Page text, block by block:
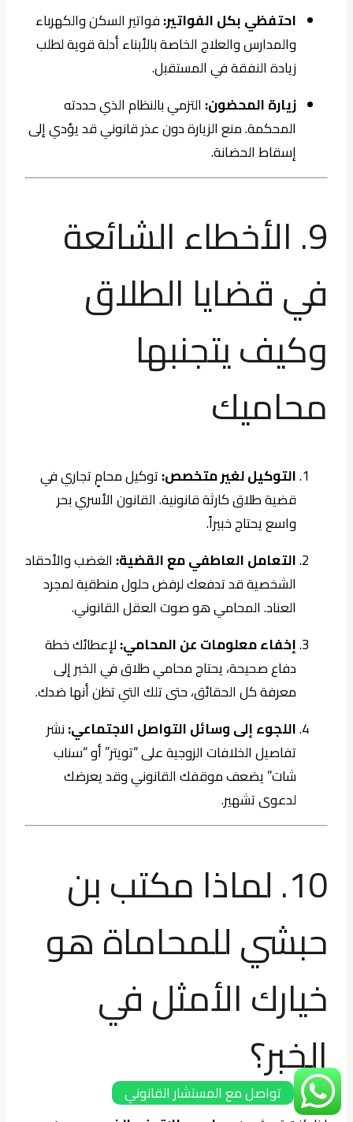
احتفظي بكل الفواتير:فواتير السكن والكهرباء
والمدارس والعلاج الخاصة بالأبناء أدلة قوية لطلب
زيادة النفقة في المستقبل.
زيارة المحضون: التزمي بالنظام الذي حددته
المحكمة. منع الزيارة دون عذر قانوني قد يؤدي إلى
إسقاط الحضانة.
9. الأخطاء الشائعة
في قضايا الطلاق
وكيف يتجنبها
محاميك
التوكيل لغير متخصص:توكيل محامٍ تجاري في
قضية طلاق كارثة قانونية. القانون الأسري بحر
واسع يحتاج خبيراً.
التعامل العاطفي مع القضية: الغضب والأحقاد
الشخصية قد تدفعك لرفض حلول منطقية لمجرد
العناد. المحامي هو صوت العقل القانوني.
إخفاء معلومات عن المحامي:لإعطائك خطة
دفاع صحيحة، يحتاج محامي طلاق في الخبر إلى
معرفة كل الحقائق، حتى تلك التي تظن أنها ضدك.
اللجوء إلى وسائل التواصل الاجتماعي:نشر
تفاصيل الخلافات الزوجية على “تويتر” أو “سناب
شات” يضعف موقفك القانوني وقد يعرضك
لدعوى تشهير.
10. لماذا مكتب بن
حبشي للمحاماة هو
خيارك الأمثل في
الخبر؟
تواصل مع المستشار القانوني